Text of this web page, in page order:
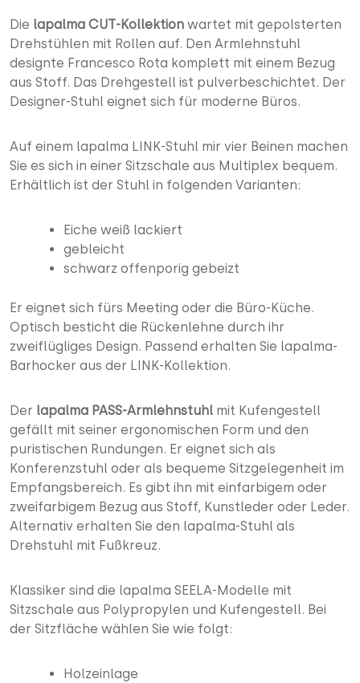
Die lapalma CUT-Kollektion wartet mit gepolsterten
Drehstühlen mit Rollen auf. Den Armlehnstuhl
designte Francesco Rota komplett mit einem Bezug
aus Stoff. Das Drehgestell ist pulverbeschichtet. Der
Designer-Stuhl eignet sich für moderne Büros.
Auf einem lapalma LINK-Stuhl mir vier Beinen machen
Sie es sich in einer Sitzschale aus Multiplex bequem.
Erhältlich ist der Stuhl in folgenden Varianten:
Eiche weiß lackiert
gebleicht
schwarz offenporig gebeizt
Er eignet sich fürs Meeting oder die Büro-Küche.
Optisch besticht die Rückenlehne durch ihr
zweiflügliges Design. Passend erhalten Sie lapalma-
Barhocker aus der LINK-Kollektion.
Der lapalma PASS-Armlehnstuhl mit Kufengestell
gefällt mit seiner ergonomischen Form und den
puristischen Rundungen. Er eignet sich als
Konferenzstuhl oder als bequeme Sitzgelegenheit im
Empfangsbereich. Es gibt ihn mit einfarbigem oder
zweifarbigem Bezug aus Stoff, Kunstleder oder Leder.
Alternativ erhalten Sie den lapalma-Stuhl als
Drehstuhl mit Fußkreuz.
Klassiker sind die lapalma SEELA-Modelle mit
Sitzschale aus Polypropylen und Kufengestell. Bei
der Sitzfläche wählen Sie wie folgt:
Holzeinlage